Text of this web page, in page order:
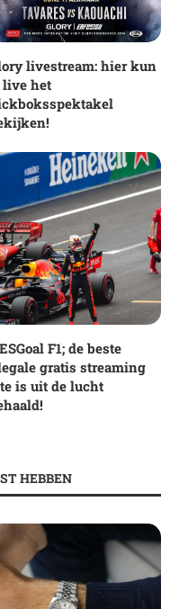
livestream: hier kun
live het
F1; de beste
gratis streaming
is uit de lucht
HEBBEN